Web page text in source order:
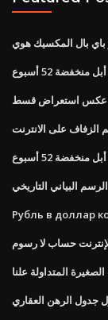
باي بال المكسيك هوي
منخفضة 52 أسبوع
عكس استعراض قسط
على الانترنت
منخفضة 52 أسبوع
البياني التاريخي
Рубль в доллар
حساب لا رسوم
المتداولة علنا
جدول الرهن العقاري